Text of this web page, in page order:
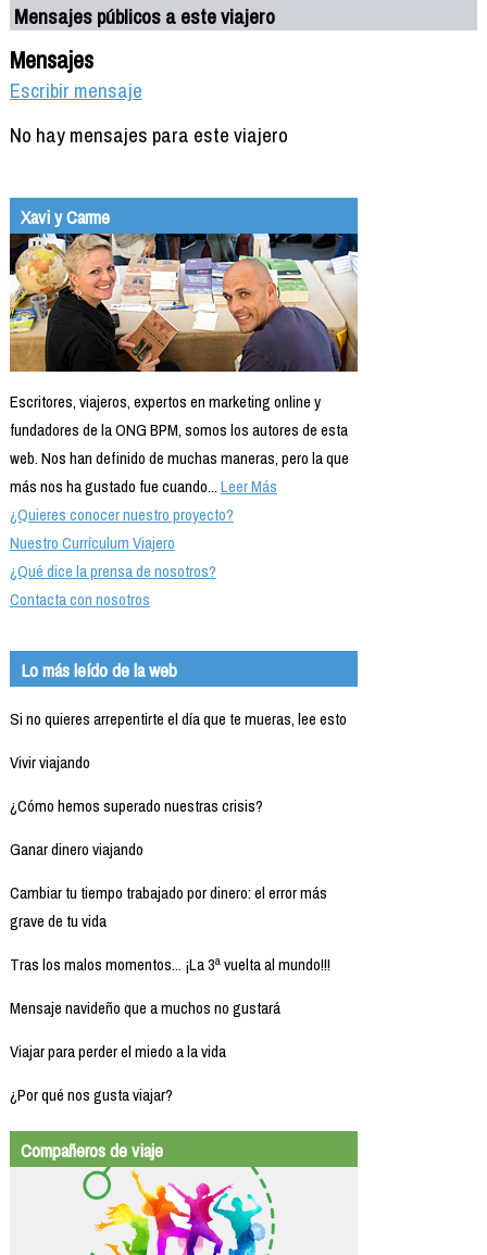
Mensajes públicos a este viajero
Mensajes
Escribir mensaje
No hay mensajes para este viajero
Xavi y Carme
Escritores, viajeros, expertos en marketing online y
fundadores de la ONG BPM, somos los autores de esta
web. Nos han definido de muchas maneras, pero la que
más nos ha gustado fue cuando...Leer Más
¿Quieres conocer nuestro proyecto?
Nuestro Currículum Viajero
¿Qué dice la prensa de nosotros?
Contacta con nosotros
Lo más leído de la web
Si no quieres arrepentirte el día que te mueras, lee esto
Vivir viajando
¿Cómo hemos superado nuestras crisis?
Ganar dinero viajando
Cambiar tu tiempo trabajado por dinero: el error más
grave de tu vida
Tras los malos momentos... ¡La 3ª vuelta al mundo!!!
Mensaje navideño que a muchos no gustará
Viajar para perder el miedo a la vida
¿Por qué nos gusta viajar?
Compañeros de viaje